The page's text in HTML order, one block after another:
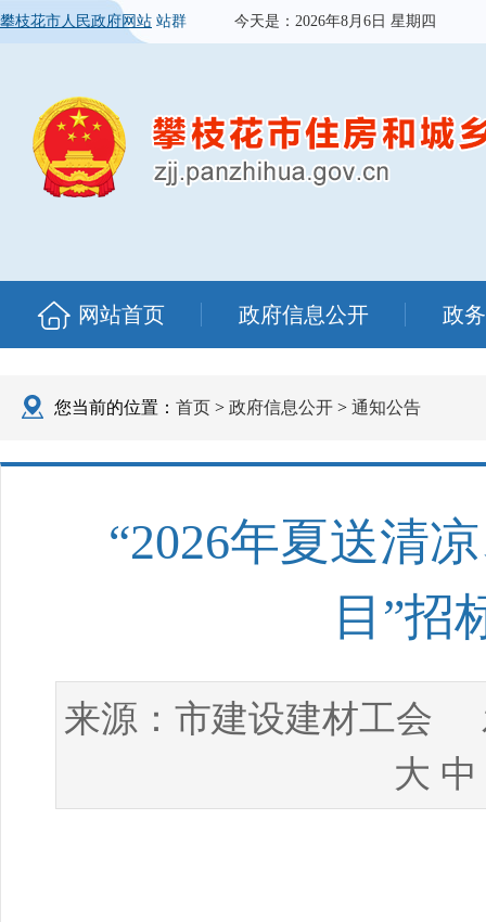
攀枝花市人民政府网站 站群 今天是： 2026年8月6日 星期四
网站首页 政府信息公开 政
您当前的位置： 首页 > 政府信息公开 > 通知公告
“2026年夏送清
目”招
来源： 市建设建材工会
大 中